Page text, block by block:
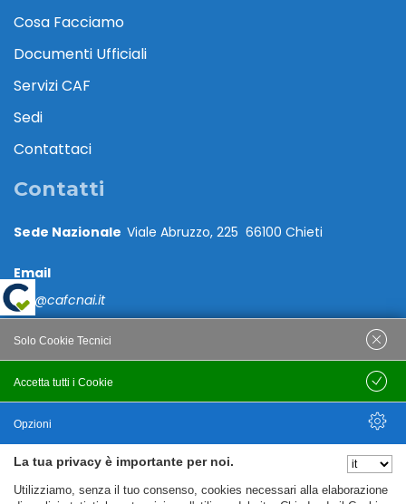
Cosa Facciamo
Documenti Ufficiali
Servizi CAF
Sedi
Contattaci
Contatti
Sede Nazionale Viale Abruzzo, 225 66100 Chieti
Email
caf@cafcnai.it
Posta Certificata
PRIVACY
La tua privacy è importante per noi.
Utilizziamo, senza il tuo consenso, cookies necessari alla elaborazione
Accetta tutti i Cookie
Solo Cookie Tecnici
Salva
Opzioni
Nascondi Opzioni